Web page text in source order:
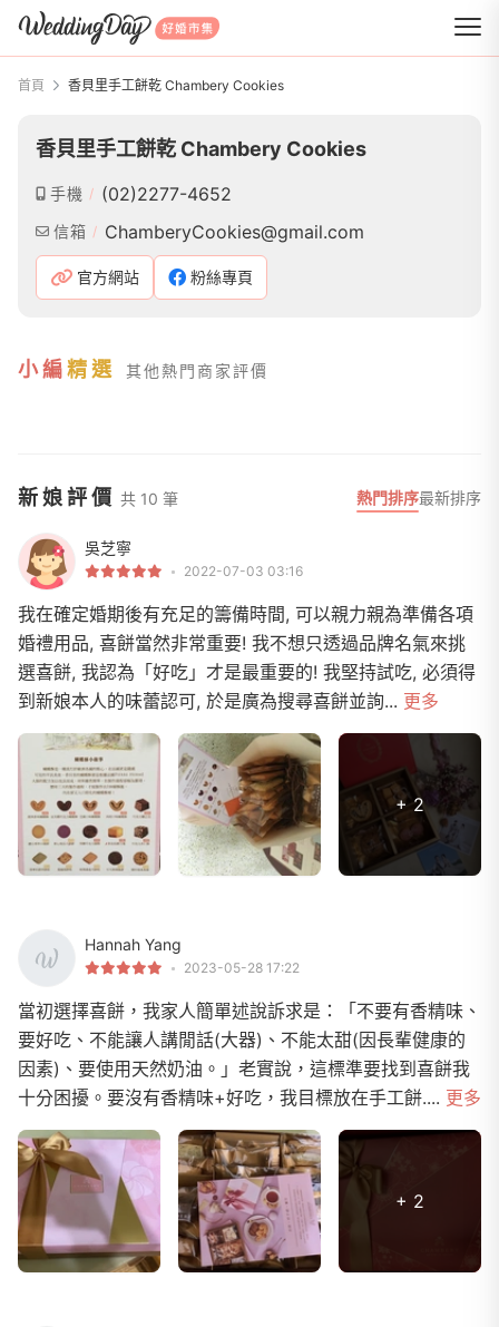
WeddingDay 好婚市集
首頁 香貝里手工餅乾 Chambery Cookies
香貝里手工餅乾 Chambery Cookies
手機 (02)2277-4652
信箱 ChamberyCookies@gmail.com
官方網站 粉絲專頁
小編精選 其他熱門商家評價
新娘評價 共 10 筆 熱門排序最新排序
吳芝寧
2022-07-03 03:16
我在確定婚期後有充足的籌備時間, 可以親力親為準備各項
婚禮用品, 喜餅當然非常重要! 我不想只透過品牌名氣來挑
選喜餅, 我認為「好吃」才是最重要的! 我堅持試吃, 必須得
到新娘本人的味蕾認可, 於是廣為搜尋喜餅並詢... 更多
+ 2
Hannah Yang
2023-05-28 17:22
當初選擇喜餅，我家人簡單述說訴求是：「不要有香精味、
要好吃、不能讓人講閒話(大器)、不能太甜(因長輩健康的
因素)、要使用天然奶油。」老實說，這標準要找到喜餅我
十分困擾。要沒有香精味+好吃，我目標放在手工餅.... 更多
+ 2